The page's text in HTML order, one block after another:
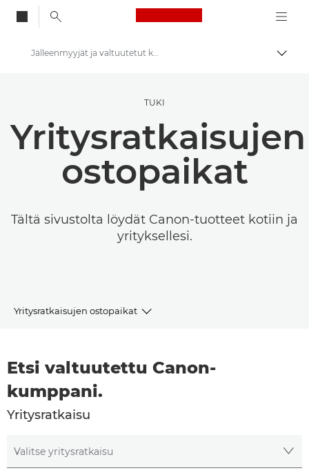
Canon Logo, back
Jälleenmyyjät ja valtuutetut kumppanit
TUKI
Yritysratkaisujen
ostopaikat
Tältä sivustolta löydät Canon-tuotteet kotiin ja
yrityksellesi.
Yritysratkaisujen ostopaikat
Etsi valtuutettu Canon-
kumppani.
Yritysratkaisu